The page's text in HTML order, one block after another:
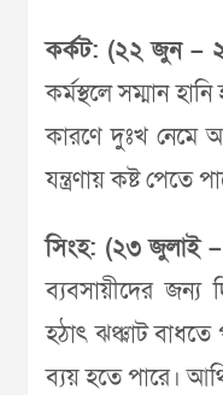
কর্কট: (২২ জুন –
কর্মস্থলে সম্মান
কারণে দুঃখ নেমে
যন্ত্রণায় কষ্ট পেতে
সিংহ: (২৩ জুলাই
ব্যবসায়ীদের জন্য
হঠাৎ ঝঞ্ঝাট বাধতে
ব্যয় হতে পারে।